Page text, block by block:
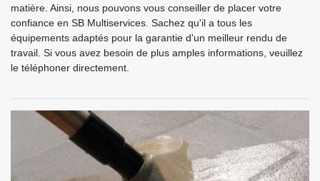
matière. Ainsi, nous pouvons vous conseiller de placer votre
confiance en SB Multiservices. Sachez qu'il a tous les
équipements adaptés pour la garantie d'un meilleur rendu de
travail. Si vous avez besoin de plus amples informations, veuillez
le téléphoner directement.